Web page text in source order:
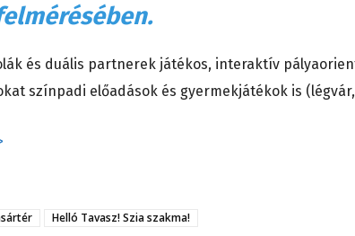
és duális partnerek játékos, interaktív
színpadi előadások és gyermekjátékok is
Helló Tavasz! Szia szakma!